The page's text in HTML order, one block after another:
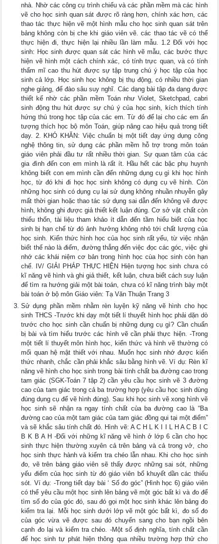
nhà. Nhờ các công cụ trình chiếu và các phần mềm mà các hình
vẽ cho học sinh quan sát được rõ ràng hơn, chính xác hơn, các
thao tác thực hiện vẽ một hình mẫu cho học sinh quan sát trên
bảng không còn bị che khi giáo viên vẽ. các thao tác vẽ có thể
thực hiện đi, thực hiện lại nhiều lần làm mẫu. 1.2 Đối với học
sinh: Học sinh được quan sát các hình vẽ mẫu, các bước thực
hiện vẽ hình một cách chính xác, có tính trực quan, và có tính
thẩm mĩ cao thu hút được sự tập trung chú ý học tập của học
sinh cả lớp. Học sinh học không bị thụ động, có nhiều thời gian
nghe giảng, để đào sâu suy nghĩ. Các dạng bài tập đa dạng được
thiết kế nhờ các phần mềm Toán như Violet, Sketchpad, cabri
sinh động thu hút được sự chú ý của học sinh, kích thích tính
hứng thú trong học tập của các em. Từ đó để lại cho các em ấn
tượng thích học bộ môn Toán, giúp nâng cao hiệu quả trong tiết
dạy. 2. KHÓ KHĂN: Việc chuẩn bị một tiết dạy ứng dụng công
nghệ thông tin, sử dụng các phần mềm hỗ trợ trong môn toán
giáo viên phải đầu tư rất nhiều thời gian. Sự quan tâm của các
gia đình đến con em mình là rất ít. Hầu hết các bậc phụ huynh
không biết con em mình cần đến những dụng cụ gì khi học hình
học, từ đó khi đi học học sinh không có dụng cụ vẽ hình. Còn
những học sinh có dụng cụ lại sử dụng không nhuần nhuyễn gây
mất thời gian hoặc thao tác sử dụng sai dẫn đến không vẽ được
hình, không ghi được giả thiết kết luận đúng. Cơ sở vật chất còn
thiếu thốn, tài liệu tham khảo ít dẫn đến tầm hiểu biết của học
sinh bị hạn chế từ đó ảnh hưởng không nhỏ tới chất lượng của
học sinh. Kiến thức hình học của học sinh rất yếu, từ việc nhận
biết thế nào là điểm, đường thẳng đến việc đọc các góc, việc ghi
nhớ các khái niệm cơ bản trong hình học cùa học sinh còn hạn
chế. IV/ GIẢI PHÁP THỰC HIỆN Hiện tượng học sinh chưa có
kĩ năng vẽ hình và ghi giả thiết, kết luận, chưa biết cách suy luận
để tìm ra hướng giải một bài toán, chưa có kĩ năng trình bày một
bài toán ở bộ môn Giáo viên: Tạ Văn Thuận Trang 3
Sử dụng phần mềm nhằm rèn luyện kỹ năng vẽ hình cho học
sinh THCS -Trước khi dạy một tiết lí thuyết hình học phải dặn dò
trước cho học sinh cần chuẩn bị những dụng cụ gì? Cần chuẩn
bị bài và tìm hiểu trước các hình vẽ cần phải thực hiện. -Trong
một tiết lí thuyết môn hình học, kiến thức và hình vẽ thường có
mối quan hệ mật thiết với nhau. Muốn học sinh nhớ được kiến
thức nhanh, chắc cần phải khắc sâu bằng hình vẽ. Ví dụ: Rèn kĩ
năng vẽ hình cho học sinh trong bài tính chất ba đường cao trong
tam giác (SGK-Toán 7 tập 2) cần yêu cầu học sinh vẽ 3 đường
cao của tam giác trong cả ba trường hợp (yêu cầu học sinh dùng
đúng dụng cụ để vẽ hình đúng). Sau khi học sinh vẽ xong hình vẽ
học sinh sẽ nhận ra ngay tính chất của ba đường cao là “Ba
đường cao của một tam giác của tam giác đồng qui tại một điểm”
và sẽ khắc sâu tính chất đó. Hình vẽ: A C H L K I I L H A C B I C
B K B A H -Đối với những kĩ năng vẽ hình ở lớp 6 cần cho học
sinh thực hiện thường xuyên cả trên bảng và cả trong vở, cho
học sinh thực hành và kiểm tra chéo lẫn nhau. Khi cho học sinh
đo, vẽ trên bảng giáo viên sẽ thấy được những sai sót, những
yếu điểm của học sinh từ đó giáo viên bổ khuyết dần các thiếu
sót. Ví dụ: -Trong tiết dạy bài ‘ Số đo góc” (Hình học 6) giáo viên
có thể yêu cầu một học sinh lên bảng vẽ một góc bất kì và đo để
tìm số đo của góc đó, sau đó gọi một học sinh khác lên bảng đo
kiểm tra lại. Mỗi học sinh dưới lớp vẽ một góc bất kì, đo số đo
của góc vừa vẽ được sau đó chuyển sang cho bạn ngồi bên
cạnh đo lại và kiểm tra chéo. -Một số định nghĩa, tính chất cần
để học sinh tự phát hiện thông qua nhiều trường hợp thử cho